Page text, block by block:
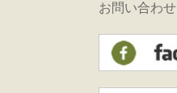
お問い合わせ